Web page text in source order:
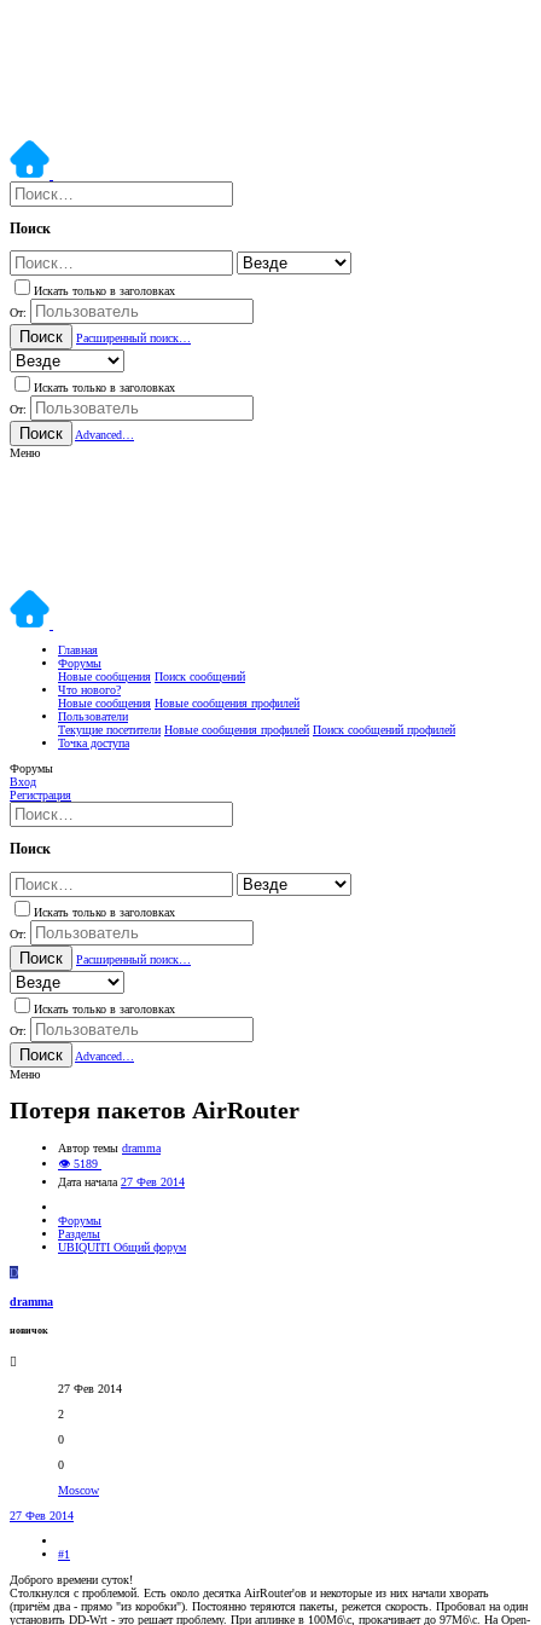
Поиск
Искать только в заголовках
От:
Поиск Расширенный поиск…
Искать только в заголовках
От:
Поиск
Advanced…
Меню
Главная
Форумы
Новые сообщения Поиск сообщений
Что нового?
Новые сообщения Новые сообщения профилей
Пользователи
Текущие посетители Новые сообщения профилей Поиск сообщений профилей
Точка доступа
Форумы
Вход
Регистрация
Поиск
Искать только в заголовках
От:
Поиск Расширенный поиск…
Искать только в заголовках
От:
Поиск
Advanced…
Меню
Потеря пакетов AirRouter
Автор темы dramma
👁 5189
Дата начала 27 Фев 2014
Форумы
Разделы
UBIQUITI Общий форум
D
dramma
новичок
27 Фев 2014
2
0
0
Moscow
27 Фев 2014
#1
Доброго времени суток!
Столкнулся с проблемой. Есть около десятка AirRouter'ов и некоторые из них начали хворать
(причём два - прямо "из коробки"). Постоянно теряются пакеты, режется скорость. Пробовал на один
установить DD-Wrt - это решает проблему. При аплинке в 100Мб\с, прокачивает до 97Мб\с. На Open-